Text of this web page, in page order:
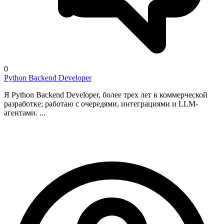
0
Python Backend Developer
Я Python Backend Developer, более трех лет в коммерческой
разработке; работаю с очередями, интеграциями и LLM-
агентами. ...